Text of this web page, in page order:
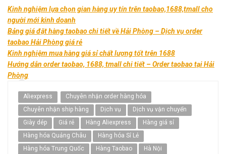
Kinh nghiệm lựa chọn gian hàng uy tín trên taobao,1688,tmall cho
người mới kinh doanh
Bảng giá đặt hàng taobao chi tiết về Hải Phòng – Dịch vụ order
taobao Hải Phòng giá rẻ
Kinh nghiệm mua hàng giá sỉ chất lượng tốt trên 1688
Hướng dẫn order taobao, 1688, tmall chi tiết – Order taobao tại Hải
Phòng
Aliexpress
Chuyên nhận order hàng hóa
Chuyên nhận ship hàng
Dịch vụ
Dịch vụ vận chuyển
Giày dép
Giá rẻ Hàng Aliexpress
Hàng giá sỉ
Hàng hóa Quảng Châu
Hàng hóa Sỉ Lẻ
Hàng hóa Trung Quốc
Hàng Taobao
Hà Nội